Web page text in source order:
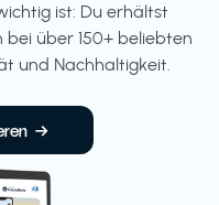
ist: Du erhältst
über 150+ beliebten
und Nachhaltigkeit.
→